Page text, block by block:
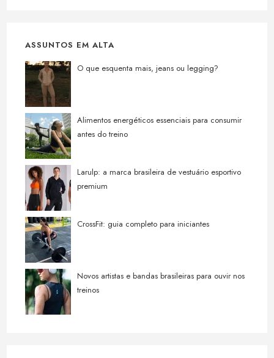
ASSUNTOS EM ALTA
O que esquenta mais, jeans ou legging?
Alimentos energéticos essenciais para consumir
antes do treino
Larulp: a marca brasileira de vestuário esportivo
premium
CrossFit: guia completo para iniciantes
Novos artistas e bandas brasileiras para ouvir nos
treinos